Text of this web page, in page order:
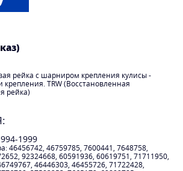
рейка с шарниром крепления кулисы -
TRW (Восстановленная
рейка)
1999
46456742, 46759785, 7600441, 7648758,
92324668, 60591936, 60619751, 71711950,
46446303, 46455726, 71722428,